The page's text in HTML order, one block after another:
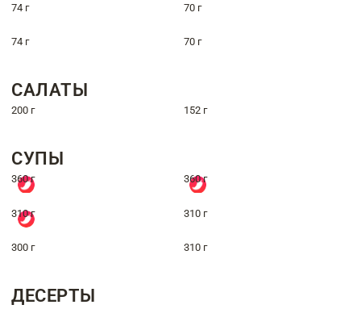
74 г 70 г
74 г 70 г
САЛАТЫ
200 г 152 г
СУПЫ
360 г 360 г
310 г 310 г
300 г 310 г
ДЕСЕРТЫ